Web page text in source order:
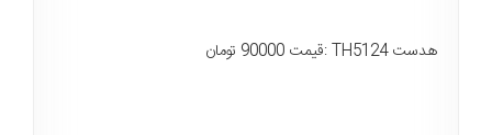
هدست TH5124 :قیمت 90000 تومان